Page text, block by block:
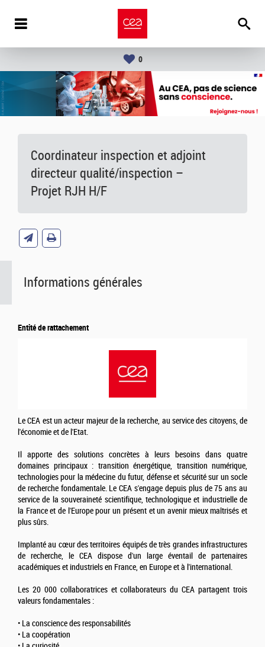
0
Coordinateur inspection et adjoint
directeur qualité/inspection –
Projet RJH H/F
Informations générales
Entité de rattachement
Le CEA est un acteur majeur de la recherche, au service des citoyens, de
l'économie et de l'Etat.
Il apporte des solutions concrètes à leurs besoins dans quatre
domaines principaux : transition énergétique, transition numérique,
technologies pour la médecine du futur, défense et sécurité sur un socle
de recherche fondamentale. Le CEA s'engage depuis plus de 75 ans au
service de la souveraineté scientifique, technologique et industrielle de
la France et de l'Europe pour un présent et un avenir mieux maîtrisés et
plus sûrs.
Implanté au cœur des territoires équipés de très grandes infrastructures
de recherche, le CEA dispose d'un large éventail de partenaires
académiques et industriels en France, en Europe et à l'international.
Les 20 000 collaboratrices et collaborateurs du CEA partagent trois
valeurs fondamentales :
• La conscience des responsabilités
• La coopération